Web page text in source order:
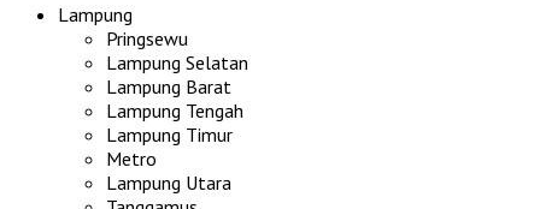
Lampung
Pringsewu
Lampung Selatan
Lampung Barat
Lampung Tengah
Lampung Timur
Metro
Lampung Utara